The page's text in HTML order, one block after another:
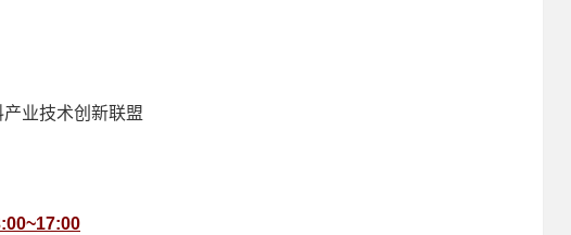
业技术创新联盟